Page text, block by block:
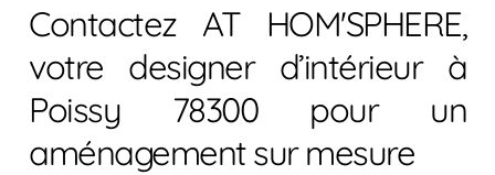
Contactez AT HOM'SPHERE,
votre designer d’intérieur à
Poissy 78300 pour un
aménagement sur mesure